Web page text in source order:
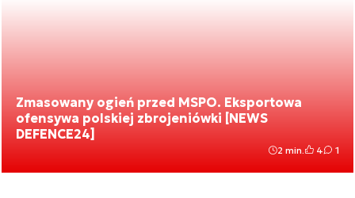
Zmasowany ogień przed MSPO. Eksportowa
ofensywa polskiej zbrojeniówki [NEWS
DEFENCE24]
2 min. 4 1